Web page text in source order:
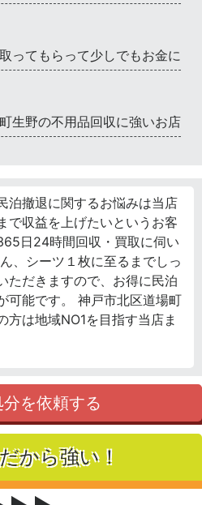
ってもらって少しでもお金に
生野の不用品回収に強いお店
泊撤退に関するお悩みは当店
で収益を上げたいというお客
日24時間回収・買取に伺い
、シーツ１枚に至るまでしっ
ただきますので、お得に民泊
可能です。 神戸市北区道場町
方は地域NO1を目指す当店ま
を依頼する
から強い！